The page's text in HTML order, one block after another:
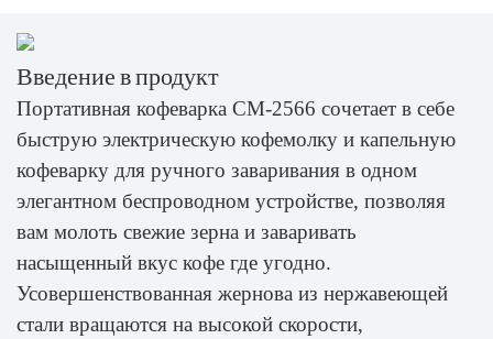
Введение в продукт
Портативная кофеварка CM-2566 сочетает в себе
быструю электрическую кофемолку и капельную
кофеварку для ручного заваривания в одном
элегантном беспроводном устройстве, позволяя
вам молоть свежие зерна и заваривать
насыщенный вкус кофе где угодно.
Усовершенствованная жернова из нержавеющей
стали вращаются на высокой скорости,